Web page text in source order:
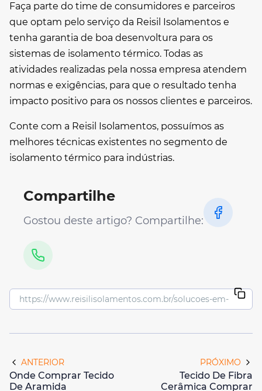
Faça parte do time de consumidores e parceiros
que optam pelo serviço da Reisil Isolamentos e
tenha garantia de boa desenvoltura para os
sistemas de isolamento térmico. Todas as
atividades realizadas pela nossa empresa atendem
normas e exigências, para que o resultado tenha
impacto positivo para os nossos clientes e parceiros.
Conte com a Reisil Isolamentos, possuímos as
melhores técnicas existentes no segmento de
isolamento térmico para indústrias.
Compartilhe
Gostou deste artigo? Compartilhe:
ANTERIOR
Onde Comprar Tecido
De Aramida
PRÓXIMO
Tecido De Fibra
Cerâmica Comprar